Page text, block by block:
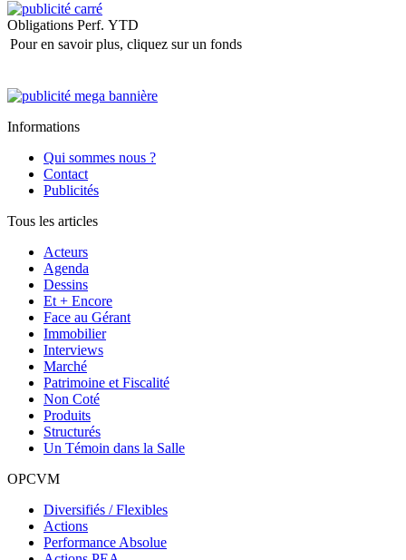
Obligations Perf. YTD
Pour en savoir plus, cliquez sur un fonds
Informations
Qui sommes nous ?
Contact
Publicités
Tous les articles
Acteurs
Agenda
Dessins
Et + Encore
Face au Gérant
Immobilier
Interviews
Marché
Patrimoine et Fiscalité
Non Coté
Produits
Structurés
Un Témoin dans la Salle
OPCVM
Diversifiés / Flexibles
Actions
Performance Absolue